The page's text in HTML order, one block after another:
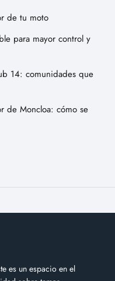
de tu moto
para mayor control y
14: comunidades que
de Moncloa: cómo se
es un espacio en el